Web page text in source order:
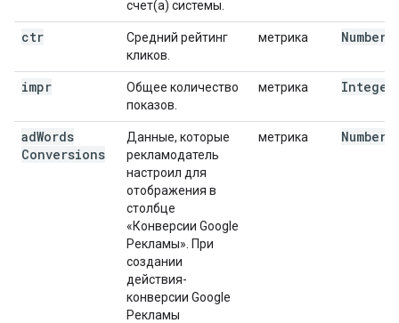
счет(а) системы.
ctr
Средний рейтинг
кликов.
метрика Number
impr
Общее количество
показов.
метрика Integer
adWords
Conversions
Данные, которые
рекламодатель
настроил для
отображения в
столбце
«Конверсии Google
Рекламы». При
создании
действия-
конверсии Google
Рекламы
метрика Number